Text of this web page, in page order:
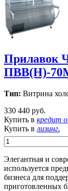
Прилавок
ПВВ(Н)-
Тип: Витрина
330 440 руб.
Купить в кредит
Купить в лизинг.
Элегантная и
используется
бизнеса для
приготовленных